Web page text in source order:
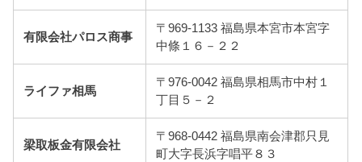
有限会社パロス商事
〒969-1133 福島県本宮市本宮字
中條１６－２２
ライファ相馬
〒976-0042 福島県相馬市中村１
丁目５－２
梁取板金有限会社
〒968-0442 福島県南会津郡只見
町大字長浜字唱平８３